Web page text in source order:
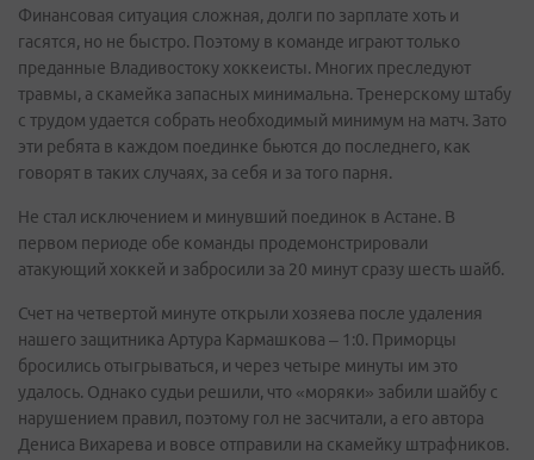
Финансовая ситуация сложная, долги по зарплате хоть и
гасятся, но не быстро. Поэтому в команде играют только
преданные Владивостоку хоккеисты. Многих преследуют
травмы, а скамейка запасных минимальна. Тренерскому штабу
с трудом удается собрать необходимый минимум на матч. Зато
эти ребята в каждом поединке бьются до последнего, как
говорят в таких случаях, за себя и за того парня.
Не стал исключением и минувший поединок в Астане. В
первом периоде обе команды продемонстрировали
атакующий хоккей и забросили за 20 минут сразу шесть шайб.
Счет на четвертой минуте открыли хозяева после удаления
нашего защитника Артура Кармашкова – 1:0. Приморцы
бросились отыгрываться, и через четыре минуты им это
удалось. Однако судьи решили, что «моряки» забили шайбу с
нарушением правил, поэтому гол не засчитали, а его автора
Дениса Вихарева и вовсе отправили на скамейку штрафников.